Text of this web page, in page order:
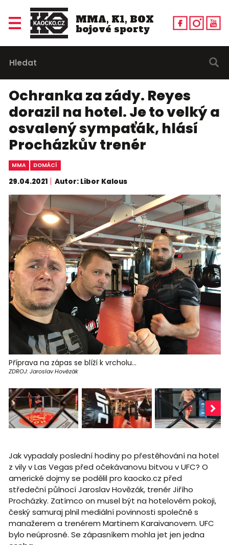
MMA, K1, BOX
bojové sporty
Ochranka za zády. Reyes
dorazil na hotel. Je to velký a
osvalený sympaťák, hlásí
Procházkův trenér
MMA DOMÁCÍ
29.04.2021 Autor: Libor Kalous
Příprava na zápas se blíží k vrcholu...
ZDROJ: Jaroslav Hovězák
Jak vypadaly poslední hodiny po přestěhování na hotel
z vily v Las Vegas před očekávanovu bitvou v UFC? O
americké dojmy se podělil pro kaocko.cz před
středeční půlnocí Jaroslav Hovězák, trenér Jiřího
Procházky. Zatímco on musel být na hotelovém pokoji,
český samuraj plnil mediální povinnosti společně s
manažerem a trenérem Martinem Karaivanovem. UFC
bylo neúprosné. Se zápasníkem mohla jet jen jedna